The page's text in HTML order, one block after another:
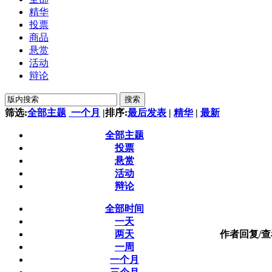
精华
投票
商品
悬赏
活动
辩论
搜索
筛选:全部主题 一个月 |排序:最后发表 | 精华 | 最新
全部主题
投票
悬赏
活动
辩论
全部时间
一天
两天
一周
一个月
作者回复/